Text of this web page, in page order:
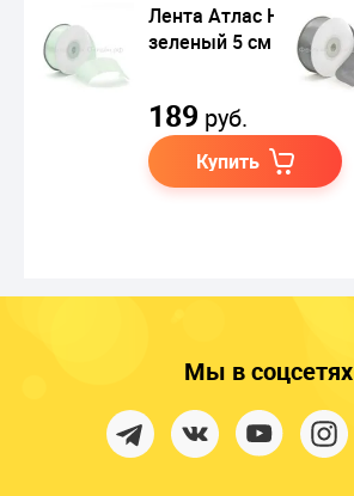
Лента Атлас Нежно-
зеленый 5 см
189 руб.
Купить
Мы в соцсетях